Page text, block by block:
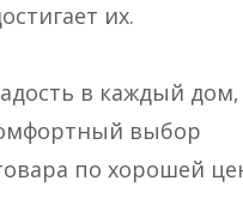
их.
в каждый дом,
выбор
по хорошей